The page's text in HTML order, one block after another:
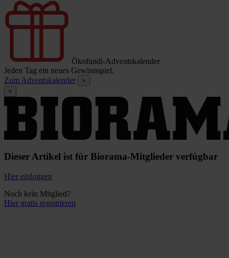
Ökofundi-Adventskalender
Jeden Tag ein neues Gewinnspiel.
Zum Adventskalender
×
×
Dieser Artikel ist für Biorama-Mitglieder verfügbar
Hier einloggen
Noch kein Mitglied?
Hier gratis registrieren